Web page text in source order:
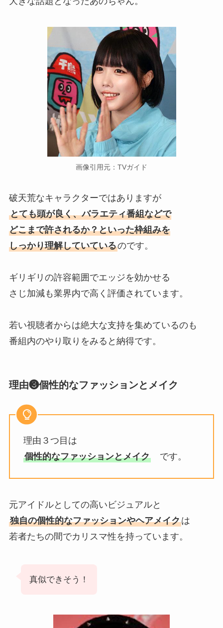
画像引用元：TVガイド
破天荒なキャラクターではありますが
とても頭が良く、バラエティ番組などで
どこまで許されるか？といった枠組みを
しっかり理解していているのです。
ギリギリの許容範囲でエッジを効かせる
さじ加減も業界内で高く評価されています。
若い視聴者からは絶大な支持を集めているのも
番組内のやり取りをみると納得です。
理由❸個性的なファッションとメイク
理由３つ目は
個性的なファッションとメイクです。
元アイドルとしての高いビジュアルと
独自の個性的なファッションやヘアメイクは
若者たちの間でカリスマ性を持っています。
真似できそう！